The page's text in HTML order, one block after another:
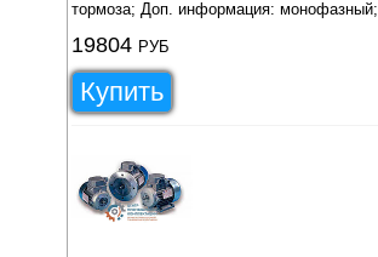
тормоза; Доп. информация: монофазный;
19804 РУБ
Купить